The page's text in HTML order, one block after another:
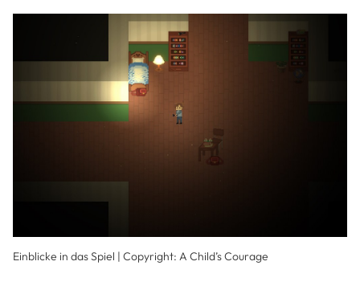
Einblicke in das Spiel | Copyright: A Child’s Courage